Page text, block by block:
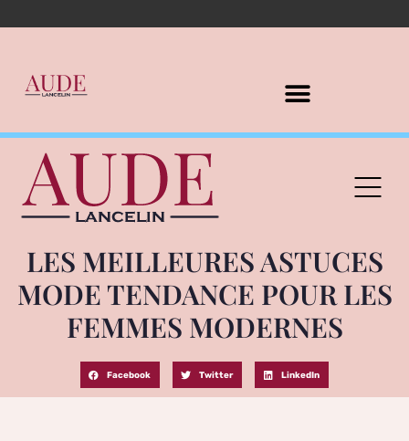
LES MEILLEURES ASTUCES
MODE TENDANCE POUR LES
FEMMES MODERNES
Facebook Twitter LinkedIn